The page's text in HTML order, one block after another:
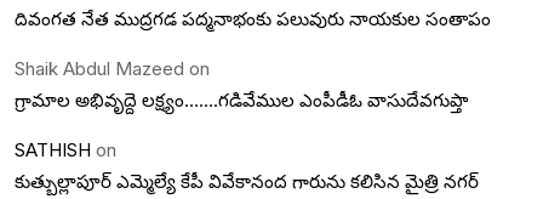
దివంగత నేత ముద్రగడ పద్మనాభంకు పలువురు నాయకుల సంతాపం
Shaik Abdul Mazeed on
గ్రామాల అభివృద్దె లక్ష్యం…….గడివేముల ఎంపీడీఓ వాసుదేవగుప్తా
SATHISH on
కుత్బుల్లాపూర్ ఎమ్మెల్యే కేపీ వివేకానంద గారును కలిసిన మైత్రి నగర్